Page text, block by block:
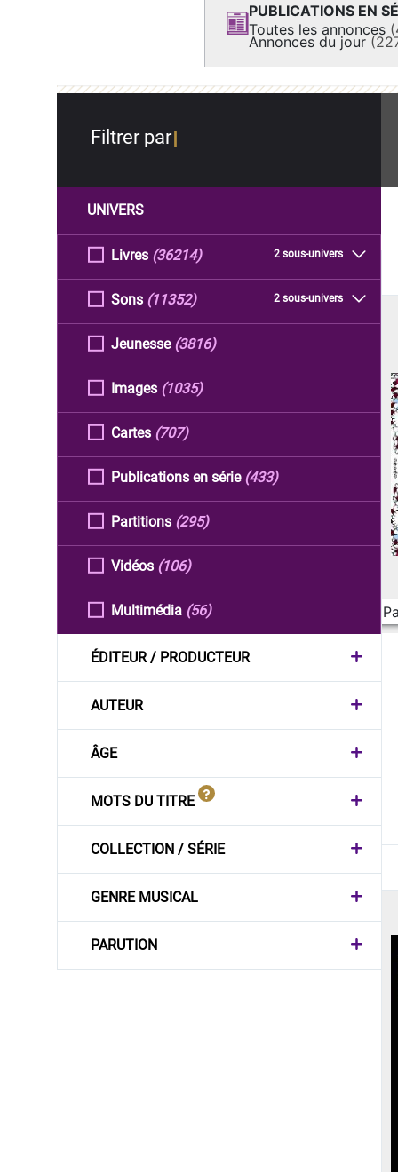
PUBLICATIONS EN
Toutes les annonces
Annonces du jour
Filtrer par
UNIVERS
Livres 2 sous-univers
(36214)
Sons 2 sous-univers
(11352)
Jeunesse (3816)
Images (1035)
Cartes (707)
Publications en série (433)
Partitions (295)
Vidéos (106)
Multimédia (56)
ÉDITEUR / PRODUCTEUR
AUTEUR
ÂGE
MOTS DU TITRE
COLLECTION / SÉRIE
GENRE MUSICAL
PARUTION